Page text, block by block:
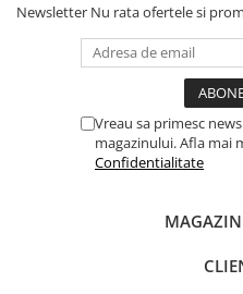
Newsletter Nu rata ofertele si
Vreau sa primesc
magazinului. Afla mai
Confidentialitate